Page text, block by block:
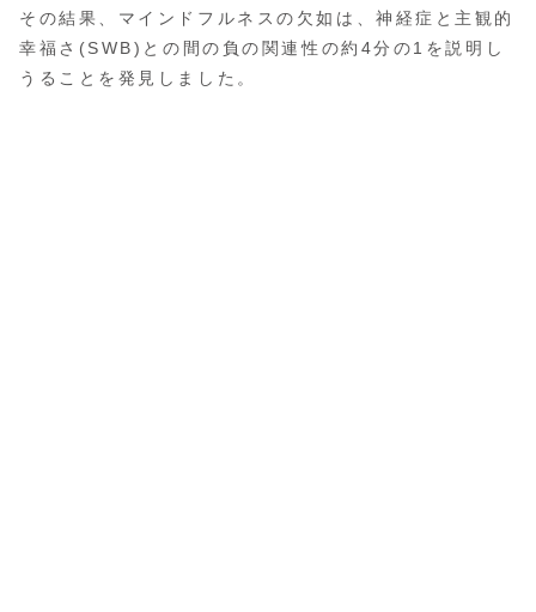
その結果、マインドフルネスの欠如は、神経症と主観的
幸福さ(SWB)との間の負の関連性の約4分の1を説明し
うることを発見しました。